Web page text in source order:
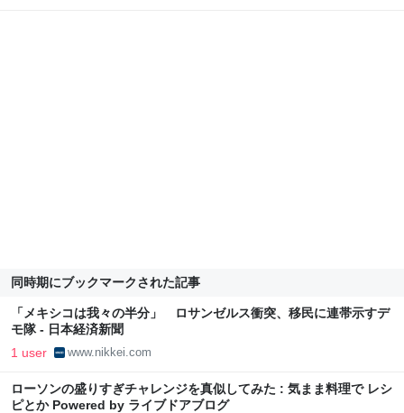
同時期にブックマークされた記事
「メキシコは我々の半分」 ロサンゼルス衝突、移民に連帯示すデ
モ隊 - 日本経済新聞
1 user www.nikkei.com
ローソンの盛りすぎチャレンジを真似してみた : 気まま料理で レシ
ピとか Powered by ライブドアブログ